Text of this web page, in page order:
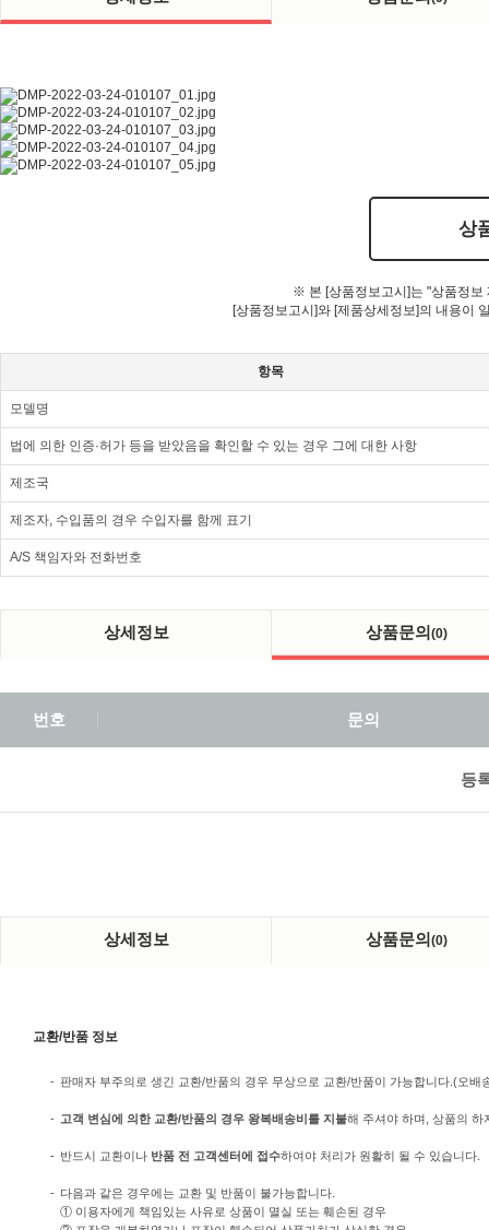
상
※ 본 [상품정보고시]는 "상품정보
[상품정보고시]와 [제품상세정보]의 내용이
항목
모델명
법에 의한 인증·허가 등을 받았음을 확인할 수 있는 경우 그에 대한 사항
제조국
제조자, 수입품의 경우 수입자를 함께 표기
A/S 책임자와 전화번호
상세정보 상품문의(0)
번호 문의
등
상세정보 상품문의(0)
교환/반품 정보
- 판매자 부주의로 생긴 교환/반품의 경우 무상으로 교환/반품이 가능합니다.(오
- 고객 변심에 의한 교환/반품의 경우 왕복배송비를 지불해 주셔야 하며, 상품의 하
- 반드시 교환이나 반품 전 고객센터에 접수하여야 처리가 원활히 될 수 있습니다.
- 다음과 같은 경우에는 교환 및 반품이 불가능합니다.
① 이용자에게 책임있는 사유로 상품이 멸실 또는 훼손된 경우